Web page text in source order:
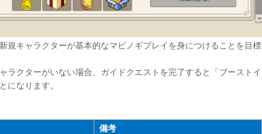
規キャラクターが基本的なマビノギプレイを身につけることを目標
ラクターがいない場合、ガイドクエストを完了すると「ブーストイ
になります。
備考